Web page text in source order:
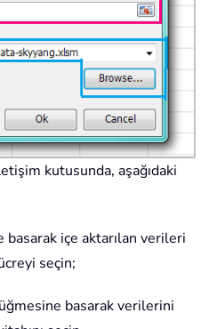
kutusunda, aşağıdaki
basarak içe aktarılan verileri
seçin;
basarak verilerini